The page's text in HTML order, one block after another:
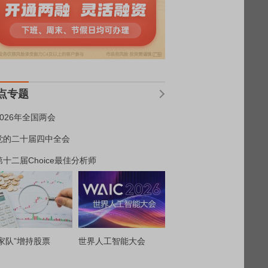
专题
年全国两会
的二十届四中全会
十二届Choice最佳分析师
队”增持股票 世界人工智能大会